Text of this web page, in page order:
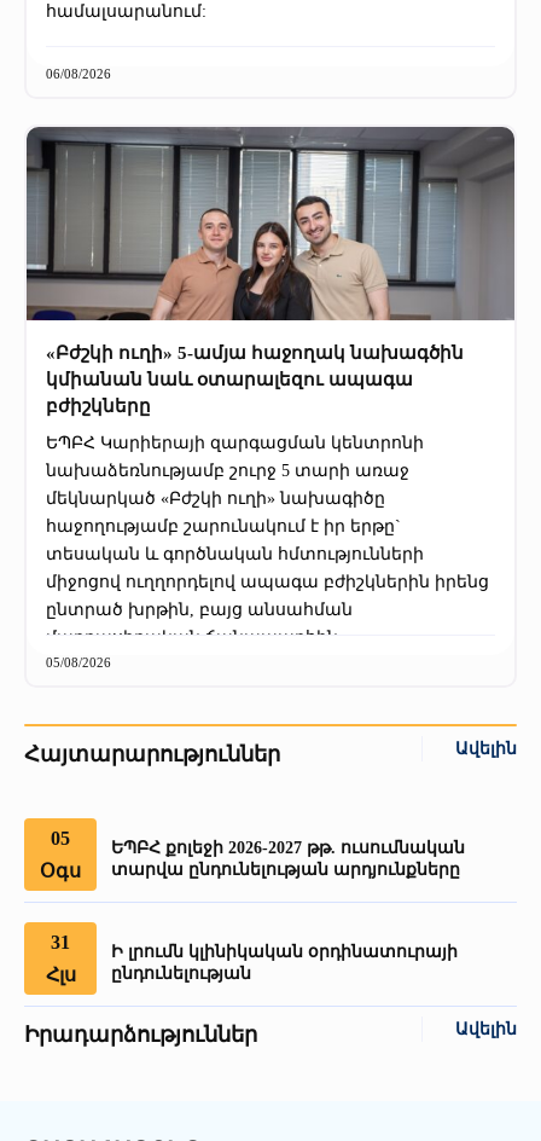
համալսարանում:
06/08/2026
«Բժշկի ուղի» 5-ամյա հաջողակ նախագծին
կմիանան նաև օտարալեզու ապագա
բժիշկները
ԵՊԲՀ Կարիերայի զարգացման կենտրոնի
նախաձեռնությամբ շուրջ 5 տարի առաջ
մեկնարկած «Բժշկի ուղի» նախագիծը
հաջողությամբ շարունակում է իր երթը`
տեսական և գործնական հմտությունների
միջոցով ուղղորդելով ապագա բժիշկներին իրենց
ընտրած խրթին, բայց անսահման
մարդասիրական ճանապարհին:
05/08/2026
Հայտարարություններ Ավելին
05
Օգս
ԵՊԲՀ քոլեջի 2026-2027 թթ. ուսումնական
տարվա ընդունելության արդյունքները
31
Հլս
Ի լրումն կլինիկական օրդինատուրայի
ընդունելության
Իրադարձություններ Ավելին